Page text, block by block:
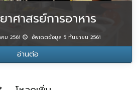
าศาสรย์การอาหาร
ม 2561 อัพเดตข้อมูล 5 กันยายน 2561
อ่านต่อ